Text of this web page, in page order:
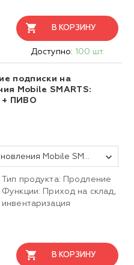
В КОРЗИНУ
Доступно: 100 шт.
подписки на
Mobile SMARTS:
+ ПИВО
Продление подписки на обновления Mobile SMARTS Склад 15, БАЗОВЫЙ + ПИВО для любой поддерживаемой конфигурации 1С на 1 (один) год
Тип продукта: Продление
Функции: Приход на склад,
инвентаризация
В КОРЗИНУ